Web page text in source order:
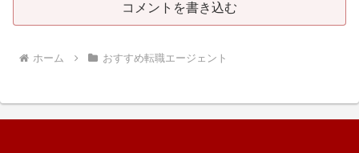
コメントを書き込む
ホーム おすすめ転職エージェント